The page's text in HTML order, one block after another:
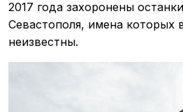
2017 года захоронены
Севастополя, имена которых
неизвестны.